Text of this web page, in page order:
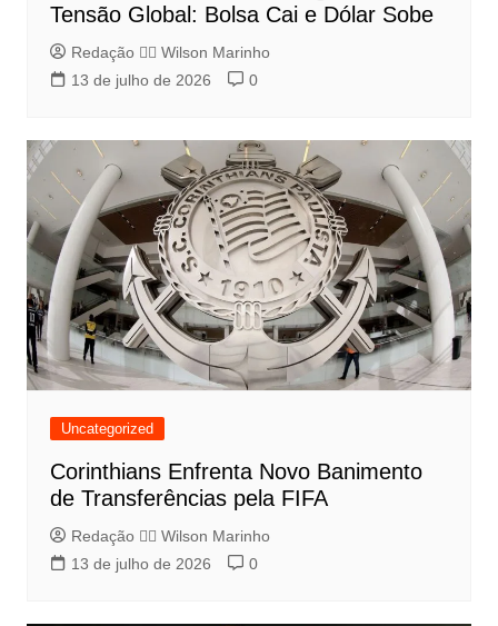
Tensão Global: Bolsa Cai e Dólar Sobe
Redação 👨‍⚖️​ Wilson Marinho
13 de julho de 2026
0
Uncategorized
Corinthians Enfrenta Novo Banimento
de Transferências pela FIFA
Redação 👨‍⚖️​ Wilson Marinho
13 de julho de 2026
0